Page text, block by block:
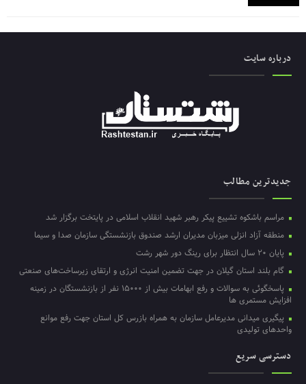
درباره سایت
جدیدترین مطالب
مراسم باشکوه تشییع پیکر رهبر شهید انقلاب اسلامی در پایتخت برگزار شد
منطقه آزاد انزلی میزبان مدیران ارشد صندوق بازنشستگی سازمان صدا و سیما
پایان ۲۰ سال انتظار برای رینگ دور شهر رشت
گام بلند استان گیلان در جهت تضمین امنیت انرژی و ارتقای زیرساخت‌های صنعتی
پاسخگوئی به سوالات و رفع ابهامات بیش از ۱۵۰۰۰ نفر از بازنشستگان در زمینه
افزایش مستمری ها
پیگیری میدانی مدیرعامل سازمان به همراه بازرس کل استان جهت رفع موانع
واحدهای تولیدی
دسترسی سریع